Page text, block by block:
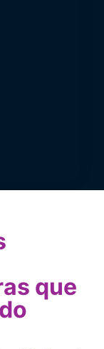
que